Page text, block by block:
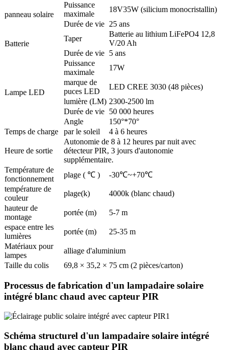
panneau solaire
Puissance
maximale
18V35W (silicium monocristallin)
Durée de vie 25 ans
Batterie
Taper
Batterie au lithium LiFePO4 12,8
V/20 Ah
Durée de vie 5 ans
Lampe LED
Puissance
maximale
17W
marque de
puces LED
LED CREE 3030 (48 pièces)
lumière (LM) 2300-2500 lm
Durée de vie 50 000 heures
Angle
150°*70°
Temps de charge
par le soleil 4 à 6 heures
Heure de sortie
Autonomie de 8 à 12 heures par nuit avec
détecteur PIR, 3 jours d'autonomie
supplémentaire.
Température de
fonctionnement
plage ( ℃ )
-30℃~+70℃
température de
couleur
plage(k)
4000k (blanc chaud)
hauteur de
montage
portée (m)
5-7 m
espace entre les
lumières
portée (m)
25-35 m
Matériaux pour
lampes
alliage d'aluminium
Taille du colis
69,8 × 35,2 × 75 cm (2 pièces/carton)
Processus de fabrication d'un lampadaire solaire
intégré blanc chaud avec capteur PIR
Schéma structurel d'un lampadaire solaire intégré
blanc chaud avec capteur PIR